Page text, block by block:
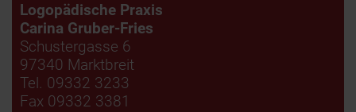
Logopädische Praxis
Carina Gruber-Fries
Schustergasse 6
97340 Marktbreit
Tel. 09332 3233
Fax 09332 3381